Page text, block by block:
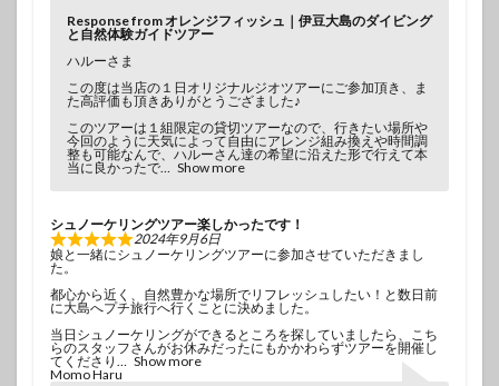
Response from オレンジフィッシュ｜伊豆大島のダイビング
と自然体験ガイドツアー
ハルーさま
この度は当店の１日オリジナルジオツアーにご参加頂き、ま
た高評価も頂きありがとうござました♪
このツアーは１組限定の貸切ツアーなので、行きたい場所や
今回のように天気によって自由にアレンジ組み換えや時間調
整も可能なんで、ハルーさん達の希望に沿えた形で行えて本
当に良かったで
Show more
シュノーケリングツアー楽しかったです！
2024年9月6日
娘と一緒にシュノーケリングツアーに参加させていただきまし
た。
都心から近く、自然豊かな場所でリフレッシュしたい！と数日前
に大島へプチ旅行へ行くことに決めました。
当日シュノーケリングができるところを探していましたら、こち
らのスタッフさんがお休みだったにもかかわらずツアーを開催し
てくださり
Show more
Momo Haru